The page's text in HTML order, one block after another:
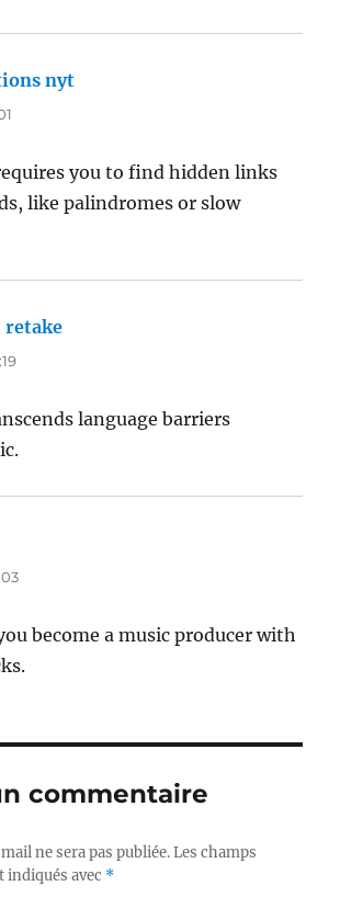
nyt
you to find hidden links
like palindromes or slow
retake
language barriers
become a music producer with
commentaire
ne sera pas publiée. Les champs
avec *